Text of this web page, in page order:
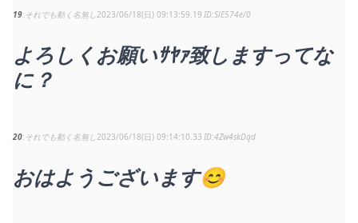
19 それでも動く名無し2023/06/18(日) 09:13:59.19 SlE574e/0
よろしくお願いｻﾔｧ致しますってな
に？
20 それでも動く名無し2023/06/18(日) 09:14:10.33 4Zw4skDqd
おはようございます😊